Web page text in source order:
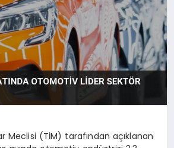
Meclisi (TİM) tarafından açıklanan